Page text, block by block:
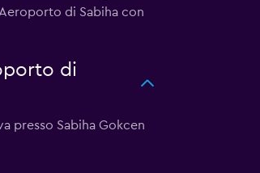
di Sabiha con
di
presso Sabiha Gokcen